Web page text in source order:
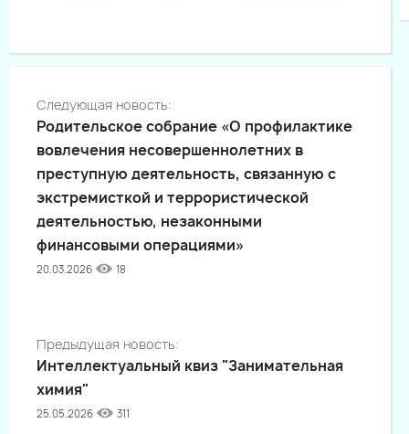
Следующая новость:
Родительское собрание «О профилактике
вовлечения несовершеннолетних в
преступную деятельность, связанную с
экстремисткой и террористической
деятельностью, незаконными
финансовыми операциями»
20.03.2026 18
Предыдущая новость:
Интеллектуальный квиз "Занимательная
химия"
25.05.2026 311